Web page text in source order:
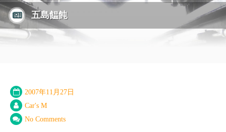
五島饂飩
2007年11月27日
Car's M
No Comments